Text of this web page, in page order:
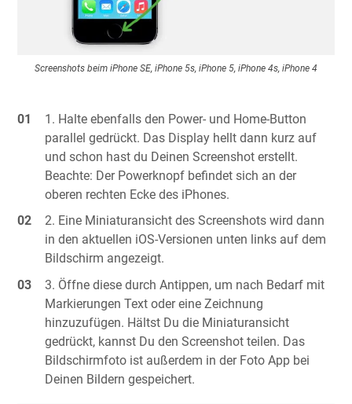
Screenshots beim iPhone SE, iPhone 5s, iPhone 5, iPhone 4s, iPhone 4
Halte ebenfalls den Power- und Home-Button
parallel gedrückt. Das Display hellt dann kurz auf
und schon hast du Deinen Screenshot erstellt.
Beachte: Der Powerknopf befindet sich an der
oberen rechten Ecke des iPhones.
Eine Miniaturansicht des Screenshots wird dann
in den aktuellen iOS-Versionen unten links auf dem
Bildschirm angezeigt.
Öffne diese durch Antippen, um nach Bedarf mit
Markierungen Text oder eine Zeichnung
hinzuzufügen. Hältst Du die Miniaturansicht
gedrückt, kannst Du den Screenshot teilen. Das
Bildschirmfoto ist außerdem in der Foto App bei
Deinen Bildern gespeichert.